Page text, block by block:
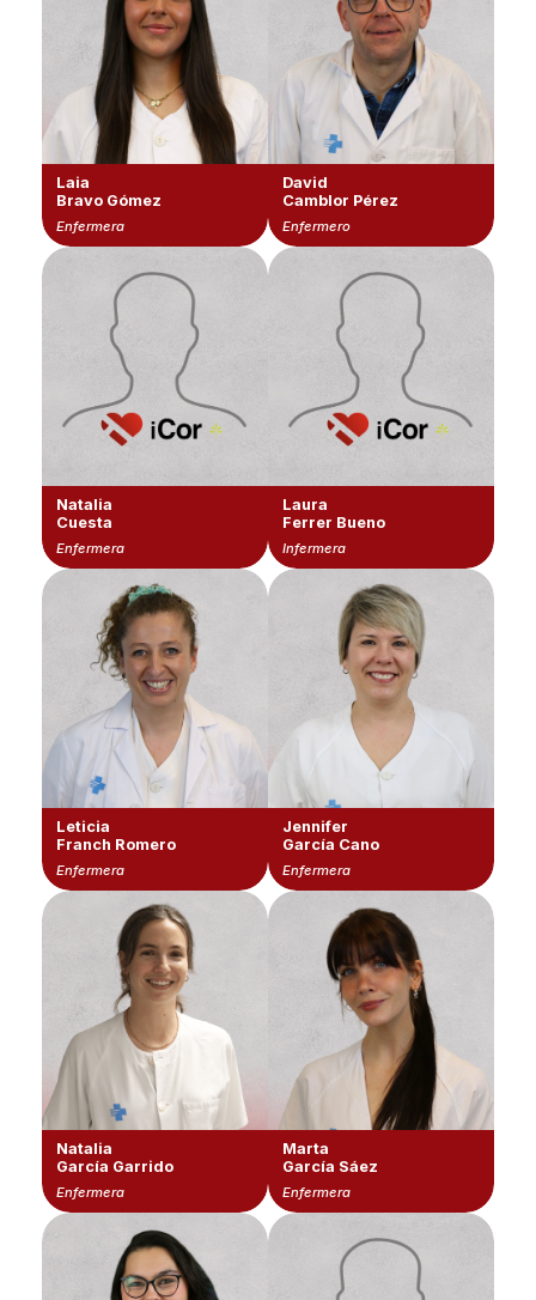
Laia
Bravo Gómez
Enfermera
David
Camblor Pérez
Enfermero
Natalia
Cuesta
Enfermera
Laura
Ferrer Bueno
Infermera
Leticia
Franch Romero
Enfermera
Jennifer
García Cano
Enfermera
Natalia
García Garrido
Enfermera
Marta
García Sáez
Enfermera